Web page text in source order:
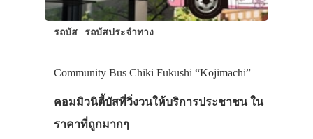
รถบัส รถบัสประจำทาง
Community Bus Chiki Fukushi “Kojimachi”
คอมมิวนิตี้บัสที่วิ่งวนให้บริการประชาชน ใน
ราคาที่ถูกมากๆ